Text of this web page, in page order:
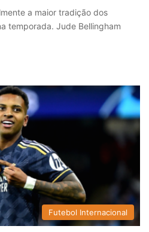
a maior tradição dos
temporada. Jude Bellingham
Futebol Internacional